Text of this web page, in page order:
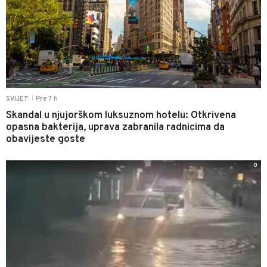
SVIJET Pre 7 h
Skandal u njujorškom luksuznom hotelu: Otkrivena
opasna bakterija, uprava zabranila radnicima da
obavijeste goste
0